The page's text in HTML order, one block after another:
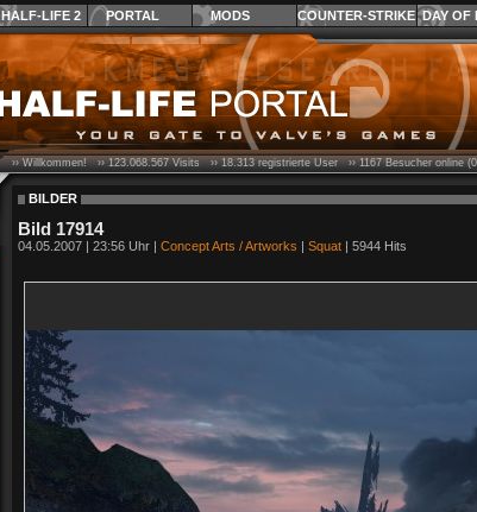
HALF-LIFE 2 PORTAL MODS COUNTER-STRIKE DAY OF
›› Willkommen! ››123.068.567Visits ››18.313registrierte User ››1167Besucher online
BILDER
Bild 17914
04.05.2007 | 23:56 Uhr | Concept Arts / Artworks | Squat| 5944 Hits